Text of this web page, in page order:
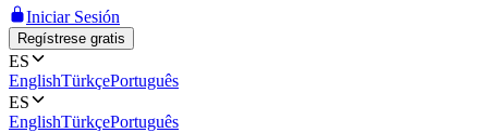
Iniciar Sesión
Regístrese gratis
ES
EnglishTürkçePortuguês
ES
EnglishTürkçePortuguês